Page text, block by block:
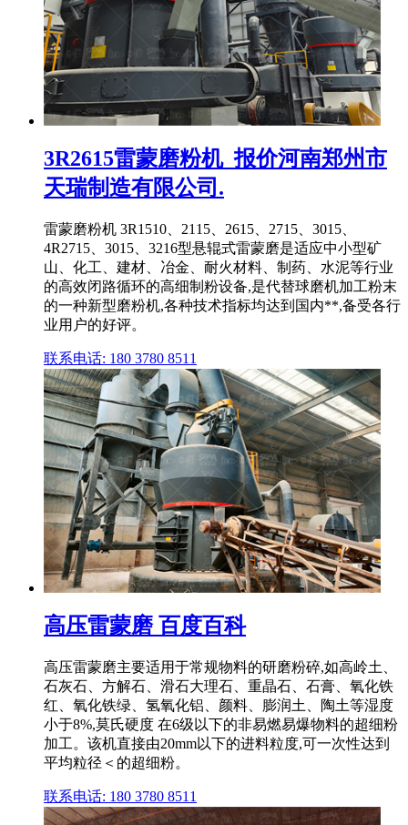
3R2615雷蒙磨粉机_报价河南郑州市
天瑞制造有限公司.
雷蒙磨粉机 3R1510、2115、2615、2715、3015、
4R2715、3015、3216型悬辊式雷蒙磨是适应中小型矿
山、化工、建材、冶金、耐火材料、制药、水泥等行业
的高效闭路循环的高细制粉设备,是代替球磨机加工粉末
的一种新型磨粉机,各种技术指标均达到国内**,备受各行
业用户的好评。
联系电话: 180 3780 8511
高压雷蒙磨 百度百科
高压雷蒙磨主要适用于常规物料的研磨粉碎,如高岭土、
石灰石、方解石、滑石大理石、重晶石、石膏、氧化铁
红、氧化铁绿、氢氧化铝、颜料、膨润土、陶土等湿度
小于8%,莫氏硬度 在6级以下的非易燃易爆物料的超细粉
加工。该机直接由20mm以下的进料粒度,可一次性达到
平均粒径＜的超细粉。
联系电话: 180 3780 8511